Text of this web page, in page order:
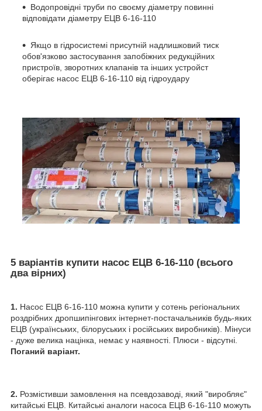
Водопровідні труби по своєму діаметру повинні
відповідати діаметру ЕЦВ 6-16-110
Якщо в гідросистемі присутній надлишковий тиск
обов'язково застосування запобіжних редукційних
пристроїв, зворотних клапанів та інших устройст
оберігає насос ЕЦВ 6-16-110 від гідроудару
5 варіантів купити насос ЕЦВ 6-16-110 (всього
два вірних)
1. Насос ЕЦВ 6-16-110 можна купити у сотень регіональних
роздрібних дропшипінгових інтернет-постачальників будь-яких
ЕЦВ (українських, білоруських і російських виробників). Мінуси
- дуже велика націнка, немає у наявності. Плюси - відсутні.
Поганий варіант.
2. Розмістивши замовлення на псевдозаводі, який "виробляє"
китайські ЕЦВ. Китайські аналоги насоса ЕЦВ 6-16-110 можуть